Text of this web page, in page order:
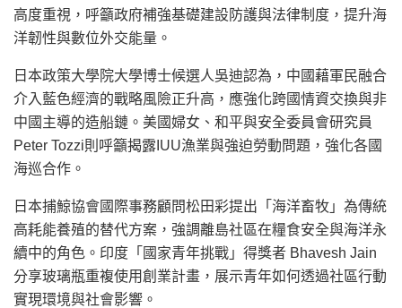
高度重視，呼籲政府補強基礎建設防護與法律制度，提升海
洋韌性與數位外交能量。
日本政策大學院大學博士候選人吳迪認為，中國藉軍民融合
介入藍色經濟的戰略風險正升高，應強化跨國情資交換與非
中國主導的造船鏈。美國婦女、和平與安全委員會研究員
Peter Tozzi則呼籲揭露IUU漁業與強迫勞動問題，強化各國
海巡合作。
日本捕鯨協會國際事務顧問松田彩提出「海洋畜牧」為傳統
高耗能養殖的替代方案，強調離島社區在糧食安全與海洋永
續中的角色。印度「國家青年挑戰」得獎者 Bhavesh Jain
分享玻璃瓶重複使用創業計畫，展示青年如何透過社區行動
實現環境與社會影響。